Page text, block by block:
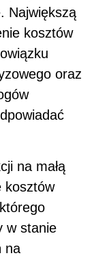
Największą
kosztów
oraz
na małą
kosztów
w stanie
na